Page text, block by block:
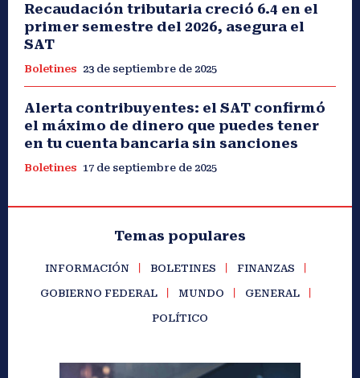
Recaudación tributaria creció 6.4 en el
primer semestre del 2026, asegura el
SAT
Boletines 23 de septiembre de 2025
Alerta contribuyentes: el SAT confirmó
el máximo de dinero que puedes tener
en tu cuenta bancaria sin sanciones
Boletines 17 de septiembre de 2025
Temas populares
INFORMACIÓN BOLETINES FINANZAS
GOBIERNO FEDERAL MUNDO GENERAL
POLÍTICO